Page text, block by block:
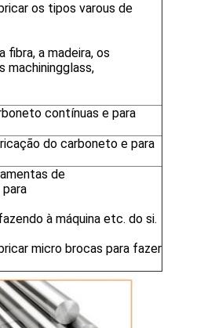
os tipos varous de
fibra, a madeira, os
machiningglass,
contínuas e para
do carboneto e para
de
à máquina etc. do si.
micro brocas para fazer